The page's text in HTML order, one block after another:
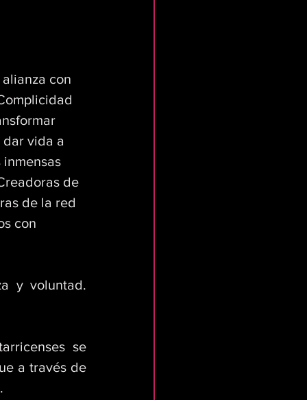
con
vida a
inmensas
de
de la red
con
y voluntad.
se
a través de